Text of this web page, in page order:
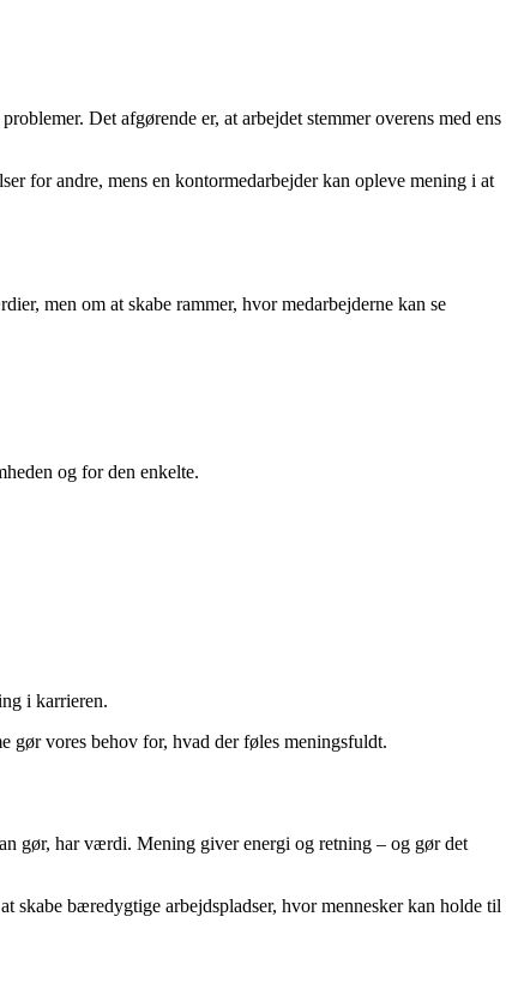
Det afgørende er, at arbejdet stemmer overens med ens
for andre, mens en kontormedarbejder kan opleve mening i at
men om at skabe rammer, hvor medarbejderne kan se
og for den enkelte.
i karrieren.
gør vores behov for, hvad der føles meningsfuldt.
gør, har værdi. Mening giver energi og retning – og gør det
skabe bæredygtige arbejdspladser, hvor mennesker kan holde til